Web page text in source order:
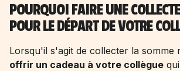
POURQUOI FAIRE UNE
POUR LE DÉPART DE VOTRE
Lorsqu'il s'agit de collecter la somme
offrir un cadeau à votre collègue